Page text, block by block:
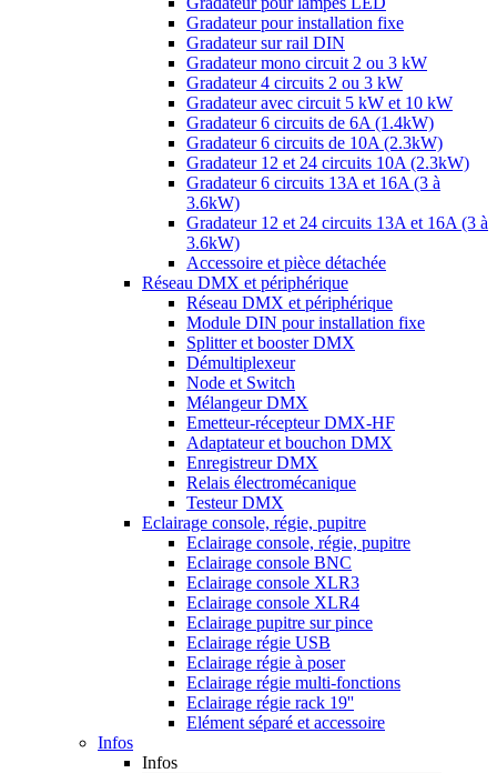
Gradateur pour installation fixe
Gradateur sur rail DIN
Gradateur mono circuit 2 ou 3 kW
Gradateur 4 circuits 2 ou 3 kW
Gradateur avec circuit 5 kW et 10 kW
Gradateur 6 circuits de 6A (1.4kW)
Gradateur 6 circuits de 10A (2.3kW)
Gradateur 12 et 24 circuits 10A (2.3kW)
Gradateur 6 circuits 13A et 16A (3 à
3.6kW)
Gradateur 12 et 24 circuits 13A et 16A (3 à
3.6kW)
Accessoire et pièce détachée
Réseau DMX et périphérique
Réseau DMX et périphérique
Module DIN pour installation fixe
Splitter et booster DMX
Démultiplexeur
Node et Switch
Mélangeur DMX
Emetteur-récepteur DMX-HF
Adaptateur et bouchon DMX
Enregistreur DMX
Relais électromécanique
Testeur DMX
Eclairage console, régie, pupitre
Eclairage console, régie, pupitre
Eclairage console BNC
Eclairage console XLR3
Eclairage console XLR4
Eclairage pupitre sur pince
Eclairage régie USB
Eclairage régie à poser
Eclairage régie multi-fonctions
Eclairage régie rack 19''
Elément séparé et accessoire
Infos
Infos